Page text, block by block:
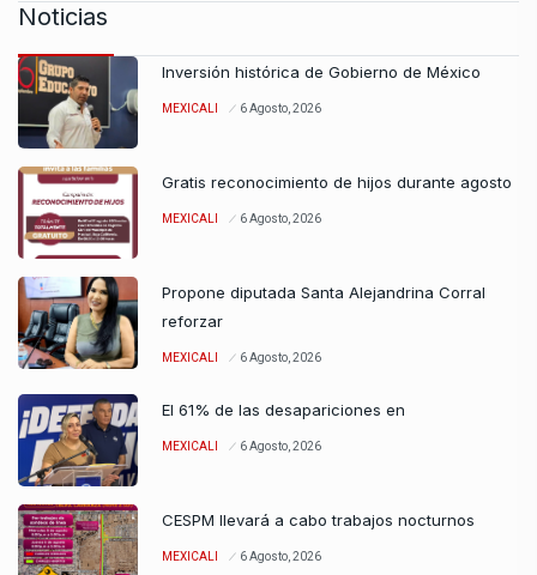
Noticias
Inversión histórica de Gobierno de México
MEXICALI 6 Agosto, 2026
Gratis reconocimiento de hijos durante agosto
MEXICALI 6 Agosto, 2026
Propone diputada Santa Alejandrina Corral
reforzar
MEXICALI 6 Agosto, 2026
El 61% de las desapariciones en
MEXICALI 6 Agosto, 2026
CESPM llevará a cabo trabajos nocturnos
MEXICALI 6 Agosto, 2026